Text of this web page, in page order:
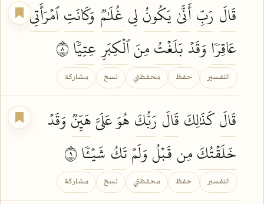
قَالَ رَبِّأَنَّىٰ يَكُونُلِيغُلَٰمٞ وَكَانَتِٱمۡرَأَتِي
عَاقِرٗا وَقَدۡ بَلَغۡتُمِنَٱلۡكِبَرِعِتِيّٗا
التفسير حفظ محفظتي نسخ مشاركة
قَالَكَذَٰلِكَ قَالَ رَبُّكَ هُوَ عَلَيَّهَيِّنٞ وَقَدۡ
خَلَقۡتُكَمِن قَبۡلُ وَلَمۡتَكُ شَيۡـٔٗا
التفسير حفظ محفظتي نسخ مشاركة